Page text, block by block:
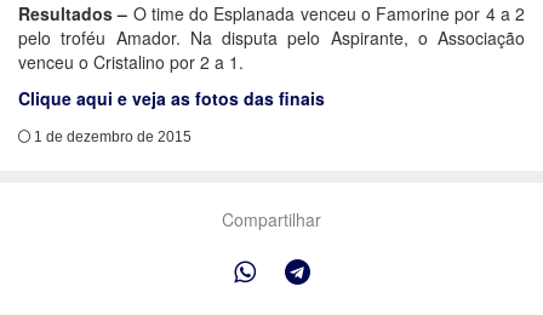
Resultados – O time do Esplanada venceu o Famorine por 4 a 2
pelo troféu Amador. Na disputa pelo Aspirante, o Associação
venceu o Cristalino por 2 a 1.
Clique aqui e veja as fotos das finais
1 de dezembro de 2015
Compartilhar